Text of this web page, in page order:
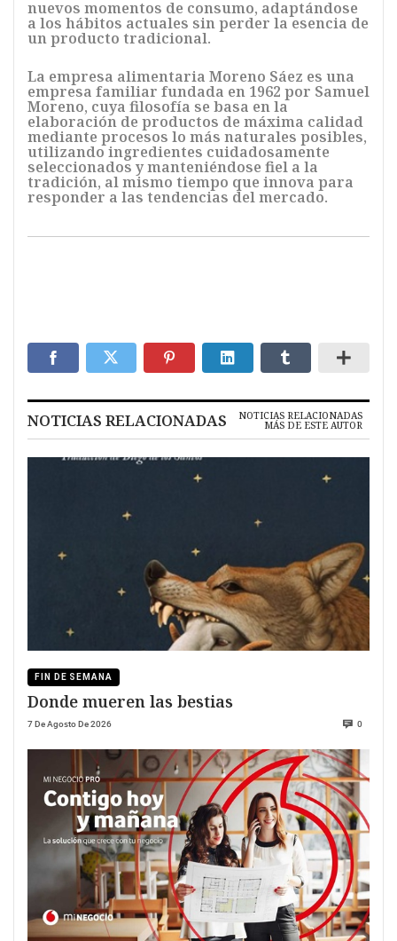
nuevos momentos de consumo, adaptándose
a los hábitos actuales sin perder la esencia de
un producto tradicional.
La empresa alimentaria Moreno Sáez es una
empresa familiar fundada en 1962 por Samuel
Moreno, cuya filosofía se basa en la
elaboración de productos de máxima calidad
mediante procesos lo más naturales posibles,
utilizando ingredientes cuidadosamente
seleccionados y manteniéndose fiel a la
tradición, al mismo tiempo que innova para
responder a las tendencias del mercado.
NOTICIAS RELACIONADAS NOTICIAS RELACIONADAS
MÁS DE ESTE AUTOR
FIN DE SEMANA
Donde mueren las bestias
7 De Agosto De 2026 0